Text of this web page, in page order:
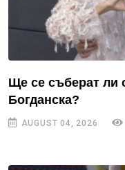
Ще се съберат ли
Богданска?
AUGUST 04, 2026